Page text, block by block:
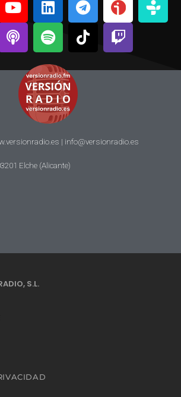
| info@versionradio.es
Elche (Alicante)
S.L.